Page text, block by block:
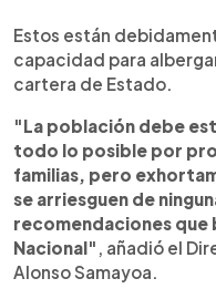
Estos están
capacidad para
cartera de Estado.
"La población debe
todo lo posible por
familias, pero
se arriesguen de
recomendaciones que
Nacional" , añadió el
Alonso Samayoa.